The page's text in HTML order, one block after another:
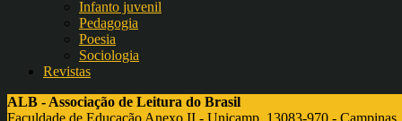
Infanto juvenil
Pedagogia
Poesia
Sociologia
Revistas
ALB - Associação de Leitura do Brasil
Faculdade de Educação Anexo II - Unicamp, 13083-970 - Campinas,